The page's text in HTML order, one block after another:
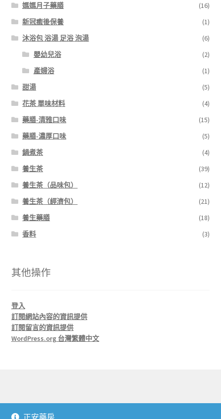
媽媽月子藥膳
(16)
新冠癒後保養
(1)
沐浴包 浴湯 足浴 泡湯
(6)
嬰幼兒浴
(2)
產婦浴
(1)
甜湯
(5)
花茶 單味材料
(4)
藥膳-清雅口味
(15)
藥膳-濃厚口味
(5)
鍋煮茶
(4)
養生茶
(39)
養生茶（品味包）
(12)
養生茶（經濟包）
(21)
養生藥膳
(18)
香料
(3)
其他操作
登入
訂閱網站內容的資訊提供
訂閱留言的資訊提供
WordPress.org 台灣繁體中文
正安藥房